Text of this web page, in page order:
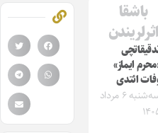
باشقا
اثرلریندن
ایماز»
ائتدی
سه‌شنبه ۶ مرداد